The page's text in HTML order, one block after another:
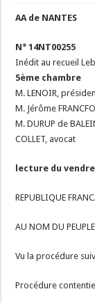
AA de NANTES
N° 14NT00255
Inédit au recueil
5ème chambre
M. LENOIR,
M. Jérôme
M. DURUP de
COLLET, avocat
lecture du
REPUBLIQUE
AU NOM DU
Vu la procédure
Procédure